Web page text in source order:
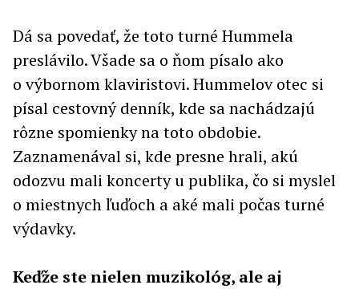
Dá sa povedať, že toto turné Hummela
preslávilo. Všade sa o ňom písalo ako
o výbornom klaviristovi. Hummelov otec si
písal cestovný denník, kde sa nachádzajú
rôzne spomienky na toto obdobie.
Zaznamenával si, kde presne hrali, akú
odozvu mali koncerty u publika, čo si myslel
o miestnych ľuďoch a aké mali počas turné
výdavky.
Keďže ste nielen muzikológ, ale aj